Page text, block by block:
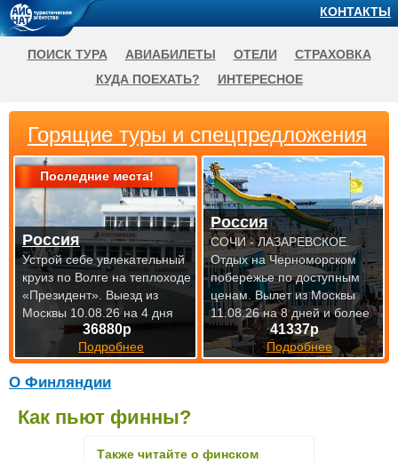
О Финляндии
Как пьют финны?
Также читайте о финском
Горящие туры и спецпредложения
Последние места!
36880р
Подробнее
Россия
Устрой себе увлекательный
круиз по Волге на теплоходе
«Президент». Выезд из
Москвы 10.08.26 на 4 дня
41337р
Подробнее
Россия
СОЧИ - ЛАЗАРЕВСКОЕ.
Отдых на Черноморском
побережье по доступным
ценам. Вылет из Москвы
11.08.26 на 8 дней и более
КОНТАКТЫ
ПОИСК ТУРА АВИАБИЛЕТЫ ОТЕЛИ
СТРАХОВКА
КУДА ПОЕХАТЬ?
ИНТЕРЕСНОЕ